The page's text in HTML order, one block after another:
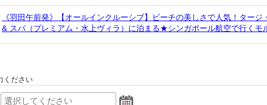
《羽田午前発》【オールインクルーシブ】ビーチの美しさで人気！タージ
& スパ（プレミアム・水上ヴィラ）に泊まる★シンガポール航空で行くモ
ください